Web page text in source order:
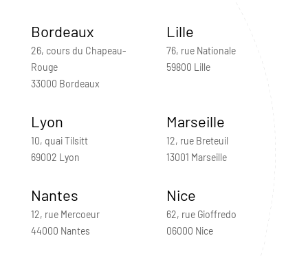
Bordeaux
26, cours du Chapeau-
Rouge
33000 Bordeaux
Lille
76, rue Nationale
59800 Lille
Lyon
10, quai Tilsitt
69002 Lyon
Marseille
12, rue Breteuil
13001 Marseille
Nantes
12, rue Mercoeur
44000 Nantes
Nice
62, rue Gioffredo
06000 Nice